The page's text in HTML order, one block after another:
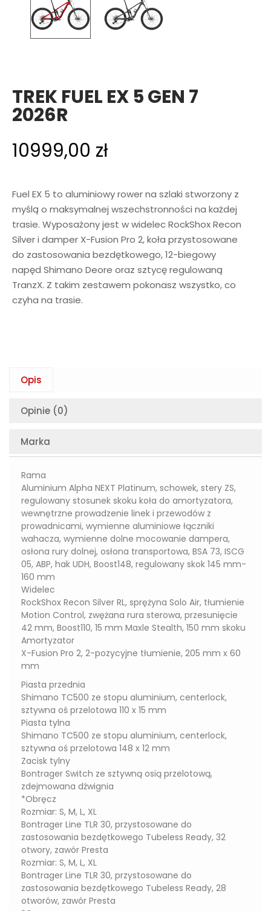
TREK FUEL EX 5 GEN 7
2026R
10999,00 zł
Fuel EX 5 to aluminiowy rower na szlaki stworzony z
myślą o maksymalnej wszechstronności na każdej
trasie. Wyposażony jest w widelec RockShox Recon
Silver i damper X-Fusion Pro 2, koła przystosowane
do zastosowania bezdętkowego, 12-biegowy
napęd Shimano Deore oraz sztycę regulowaną
TranzX. Z takim zestawem pokonasz wszystko, co
czyha na trasie.
Opis
Opinie (0)
Marka
Rama
Aluminium Alpha NEXT Platinum, schowek, stery ZS,
regulowany stosunek skoku koła do amortyzatora,
wewnętrzne prowadzenie linek i przewodów z
prowadnicami, wymienne aluminiowe łączniki
wahacza, wymienne dolne mocowanie dampera,
osłona rury dolnej, osłona transportowa, BSA 73, ISCG
05, ABP, hak UDH, Boost148, regulowany skok 145 mm-
160 mm
Widelec
RockShox Recon Silver RL, sprężyna Solo Air, tłumienie
Motion Control, zwężana rura sterowa, przesunięcie
42 mm, Boost110, 15 mm Maxle Stealth, 150 mm skoku
Amortyzator
X-Fusion Pro 2, 2-pozycyjne tłumienie, 205 mm x 60
mm
Piasta przednia
Shimano TC500 ze stopu aluminium, centerlock,
sztywna oś przelotowa 110 x 15 mm
Piasta tylna
Shimano TC500 ze stopu aluminium, centerlock,
sztywna oś przelotowa 148 x 12 mm
Zacisk tylny
Bontrager Switch ze sztywną osią przelotową,
zdejmowana dźwignia
*Obręcz
Rozmiar: S, M, L, XL
Bontrager Line TLR 30, przystosowane do
zastosowania bezdętkowego Tubeless Ready, 32
otwory, zawór Presta
Rozmiar: S, M, L, XL
Bontrager Line TLR 30, przystosowane do
zastosowania bezdętkowego Tubeless Ready, 28
otworów, zawór Presta